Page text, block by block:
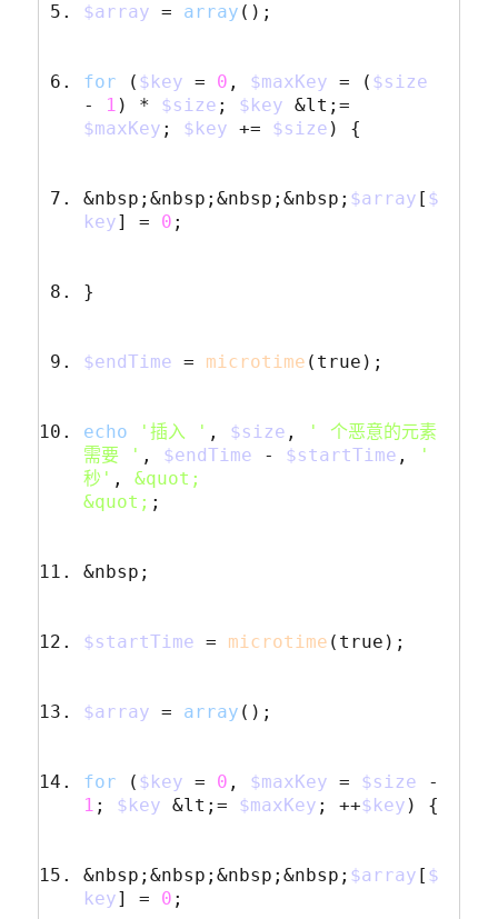
$array = array ();
for ( $key = 0 , $maxKey = ( $size
-
1 ) * $size ; $key
&lt;=
$maxKey ; $key += $size ) {
&nbsp;&nbsp;&nbsp;&nbsp; $array [ $
key] = 0 ;
}
$endTime = microtime ( true );
echo '插入 ' , $size ,
' 个恶意的元素
需要 ' , $endTime - $startTime ,
'
秒' ,
&quot;
&quot; ;
&nbsp;
$startTime = microtime ( true );
$array = array ();
for ( $key = 0 , $maxKey = $size
-
1 ; $key &lt;= $maxKey ; ++$key ) {
&nbsp;&nbsp;&nbsp;&nbsp; $array [ $
key] = 0 ;